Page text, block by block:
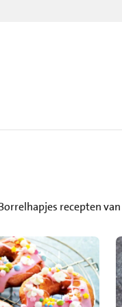
recepten